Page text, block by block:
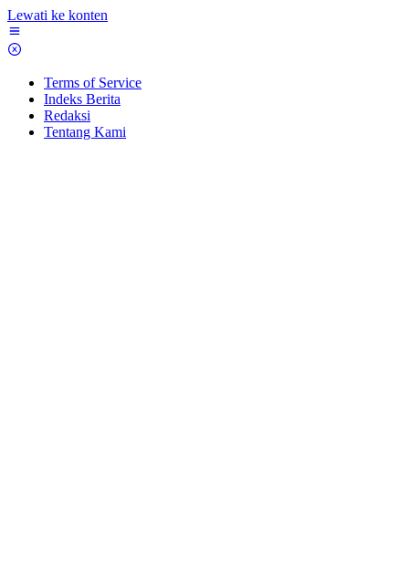
Lewati ke konten
Terms of Service
Indeks Berita
Redaksi
Tentang Kami